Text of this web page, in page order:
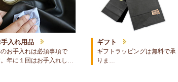
手入れ用品
お手入れは必須事項で
年に１回はお手入れし…
ギフト
ギフトラッピングは無料で承
りま…